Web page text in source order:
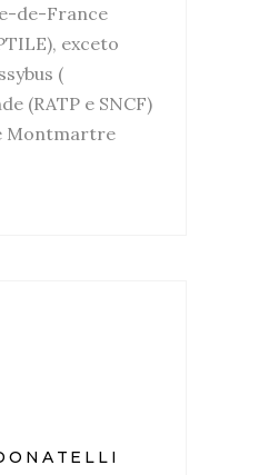
de-France
exceto
(
(RATP e SNCF)
Montmartre